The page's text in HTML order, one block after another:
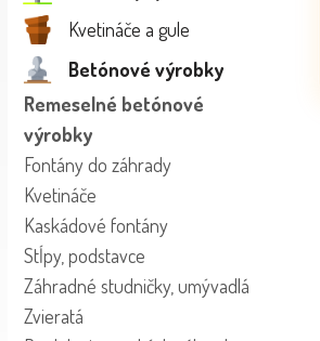
Kvetináče a gule
Betónové výrobky
Remeselné betónové
výrobky
Fontány do záhrady
Kvetináče
Kaskádové fontány
Stĺpy, podstavce
Záhradné studničky, umývadlá
Zvieratá